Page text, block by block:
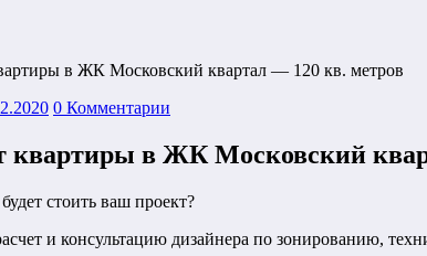
в ЖК Московский квартал — 120 кв. метров
0 Комментарии
квартиры в ЖК Московский
стоить ваш проект?
и консультацию дизайнера по зонированию,